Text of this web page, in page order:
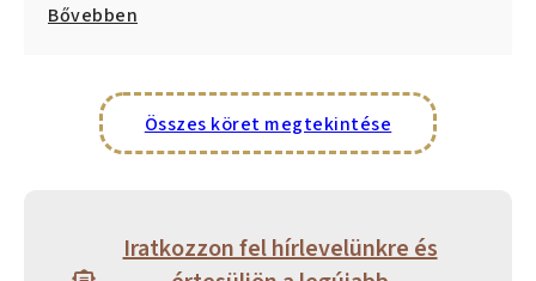
Bővebben
Összes köret megtekintése
Iratkozzon fel hírlevelünkre és